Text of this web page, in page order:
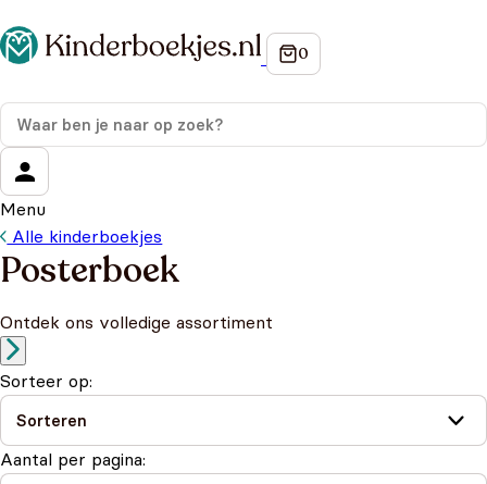
Menu
Alle kinderboekjes
Posterboek
Ontdek ons volledige assortiment
Sorteer op:
Aantal per pagina: